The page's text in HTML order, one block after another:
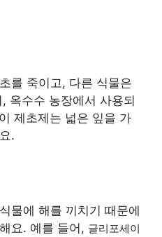
를 죽이고, 다른 식물은
옥수수 농장에서 사용되
제초제는 넓은 잎을 가
.
물에 해를 끼치기 때문에
요. 예를 들어, 글리포세이